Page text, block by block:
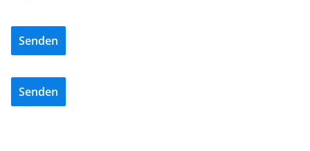
Senden
Senden